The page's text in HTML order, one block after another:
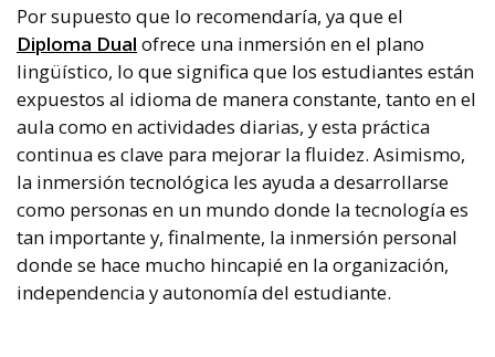
Por supuesto que lo recomendaría, ya que el
Diploma Dual ofrece una inmersión en el plano
lingüístico, lo que significa que los estudiantes están
expuestos al idioma de manera constante, tanto en el
aula como en actividades diarias, y esta práctica
continua es clave para mejorar la fluidez. Asimismo,
la inmersión tecnológica les ayuda a desarrollarse
como personas en un mundo donde la tecnología es
tan importante y, finalmente, la inmersión personal
donde se hace mucho hincapié en la organización,
independencia y autonomía del estudiante.